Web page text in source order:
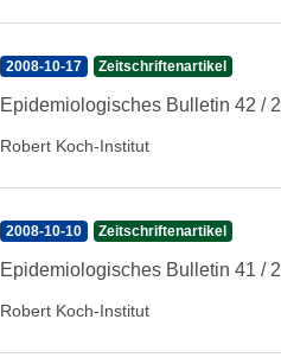
2008-10-17 Zeitschriftenartikel
Epidemiologisches Bulletin 42 /
Robert Koch-Institut
2008-10-10 Zeitschriftenartikel
Epidemiologisches Bulletin 41 /
Robert Koch-Institut